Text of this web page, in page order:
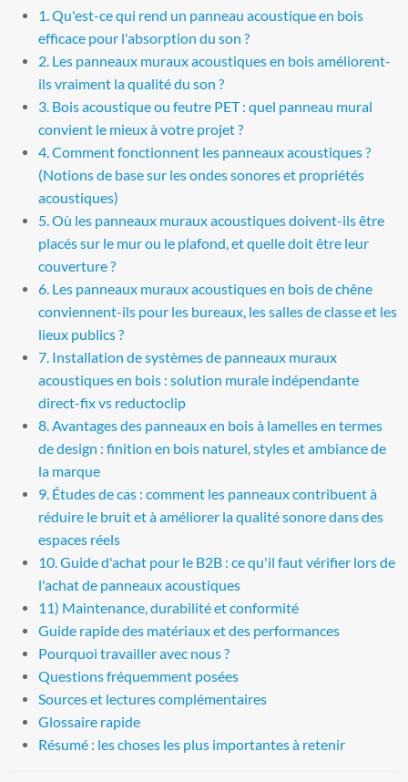
1. Qu'est-ce qui rend un panneau acoustique en bois
efficace pour l'absorption du son ?
2. Les panneaux muraux acoustiques en bois améliorent-
ils vraiment la qualité du son ?
3. Bois acoustique ou feutre PET : quel panneau mural
convient le mieux à votre projet ?
4. Comment fonctionnent les panneaux acoustiques ?
(Notions de base sur les ondes sonores et propriétés
acoustiques)
5. Où les panneaux muraux acoustiques doivent-ils être
placés sur le mur ou le plafond, et quelle doit être leur
couverture ?
6. Les panneaux muraux acoustiques en bois de chêne
conviennent-ils pour les bureaux, les salles de classe et les
lieux publics ?
7. Installation de systèmes de panneaux muraux
acoustiques en bois : solution murale indépendante
direct-fix vs reductoclip
8. Avantages des panneaux en bois à lamelles en termes
de design : finition en bois naturel, styles et ambiance de
la marque
9. Études de cas : comment les panneaux contribuent à
réduire le bruit et à améliorer la qualité sonore dans des
espaces réels
10. Guide d'achat pour le B2B : ce qu'il faut vérifier lors de
l'achat de panneaux acoustiques
11) Maintenance, durabilité et conformité
Guide rapide des matériaux et des performances
Pourquoi travailler avec nous ?
Questions fréquemment posées
Sources et lectures complémentaires
Glossaire rapide
Résumé : les choses les plus importantes à retenir